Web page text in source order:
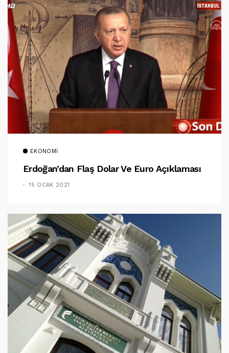
EKONOMI
Erdoğan’dan Flaş Dolar Ve Euro Açıklaması
15 OCAK 2021